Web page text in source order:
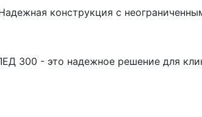
конструкция с
300 - это надежное решение для